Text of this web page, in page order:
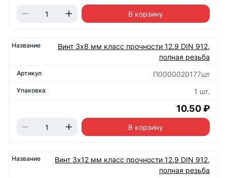
В корзину
Винт 3х8 мм класс прочности 12.9 DIN 912,
полная резьба
П0000020177шт
1 шт.
10.50 ₽
В корзину
Винт 3х12 мм класс прочности 12.9 DIN 912,
полная резьба